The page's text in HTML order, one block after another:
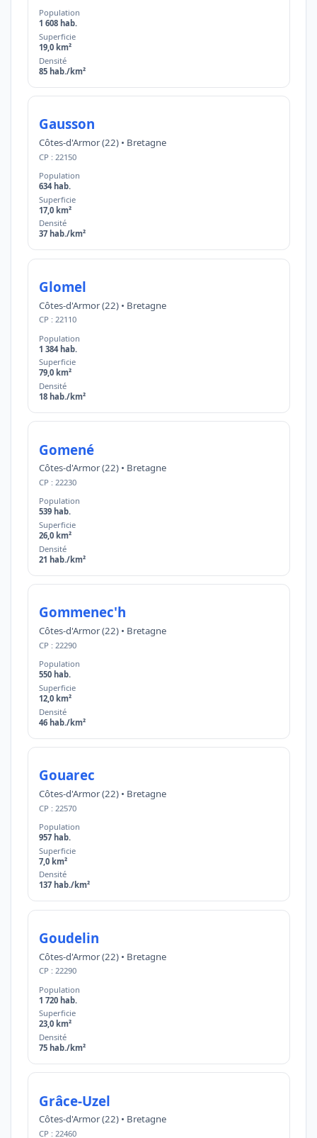
Population
1 608 hab.
Superficie
19,0 km²
Densité
85 hab./km²
Gausson
Côtes-d'Armor (22) • Bretagne
CP : 22150
Population
634 hab.
Superficie
17,0 km²
Densité
37 hab./km²
Glomel
Côtes-d'Armor (22) • Bretagne
CP : 22110
Population
1 384 hab.
Superficie
79,0 km²
Densité
18 hab./km²
Gomené
Côtes-d'Armor (22) • Bretagne
CP : 22230
Population
539 hab.
Superficie
26,0 km²
Densité
21 hab./km²
Gommenec'h
Côtes-d'Armor (22) • Bretagne
CP : 22290
Population
550 hab.
Superficie
12,0 km²
Densité
46 hab./km²
Gouarec
Côtes-d'Armor (22) • Bretagne
CP : 22570
Population
957 hab.
Superficie
7,0 km²
Densité
137 hab./km²
Goudelin
Côtes-d'Armor (22) • Bretagne
CP : 22290
Population
1 720 hab.
Superficie
23,0 km²
Densité
75 hab./km²
Grâce-Uzel
Côtes-d'Armor (22) • Bretagne
CP : 22460